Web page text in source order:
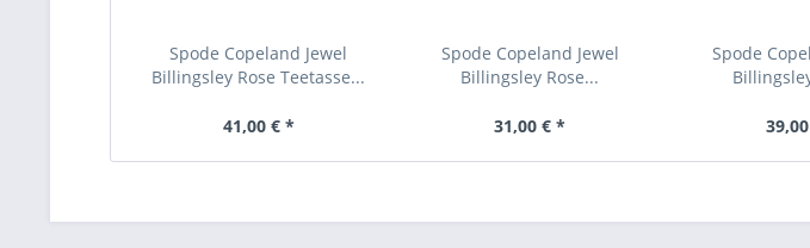
Spode Copeland Jewel
Billingsley Rose Teetasse...
41,00 € *
Spode Copeland Jewel
Billingsley Rose...
31,00 € *
Spode